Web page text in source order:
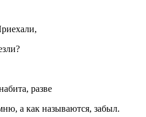
разве
а как называются, забыл.